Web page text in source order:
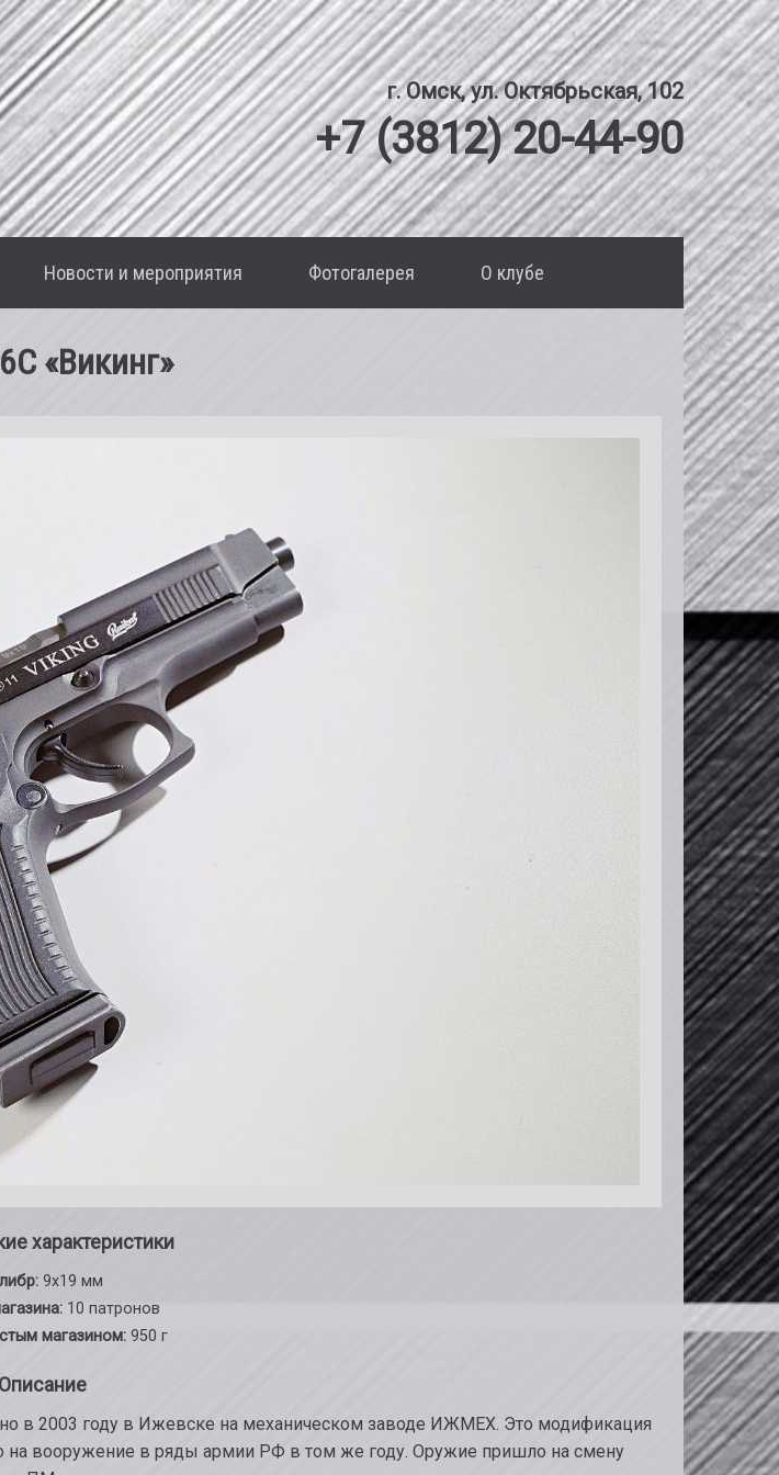
г. Омск, ул. Октябрьская, 102
+7 (3812) 20-44-90
Новости и мероприятия Фотогалерея О клубе
«Викинг»
характеристики
9x19 мм
10 патронов
магазином:950 г
Описание
в 2003 году в Ижевске на механическом заводе ИЖМЕХ. Это модификация
на вооружение в ряды армии РФ в том же году. Оружие пришло на смену